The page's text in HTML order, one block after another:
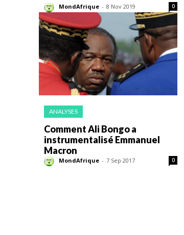
MondAfrique - 8 Nov 2019 0
ANALYSES
Comment Ali Bongo a
instrumentalisé Emmanuel
Macron
MondAfrique - 7 Sep 2017 0